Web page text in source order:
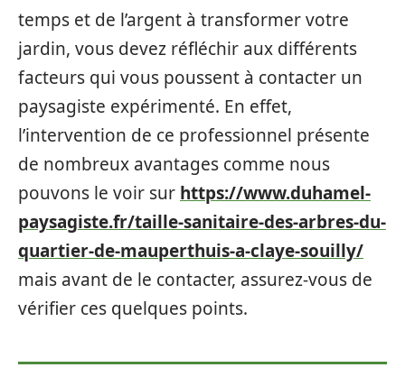
temps et de l’argent à transformer votre
jardin, vous devez réfléchir aux différents
facteurs qui vous poussent à contacter un
paysagiste expérimenté. En effet,
l’intervention de ce professionnel présente
de nombreux avantages comme nous
pouvons le voir sur https://www.duhamel-
paysagiste.fr/taille-sanitaire-des-arbres-du-
quartier-de-mauperthuis-a-claye-souilly/
mais avant de le contacter, assurez-vous de
vérifier ces quelques points.